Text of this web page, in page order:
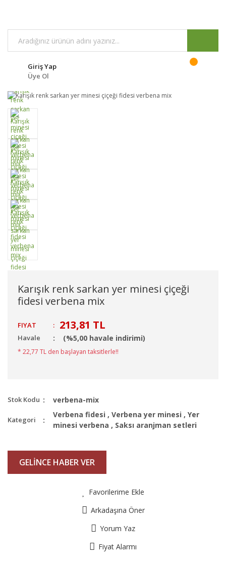
Giriş Yap
Üye Ol
Karışık renk sarkan yer minesi çiçeği
fidesi verbena mix
FIYAT : 213,81 TL
Havale (%5,00 havale indirimi)
* 22,77 TL den başlayan taksitlerle!!
Stok Kodu verbena-mix
Kategori
Verbena fidesi , Verbena yer minesi , Yer
minesi verbena , Saksı aranjman setleri
GELİNCE HABER VER
Favorilerime Ekle
Arkadaşına Öner
Yorum Yaz
Fiyat Alarmı